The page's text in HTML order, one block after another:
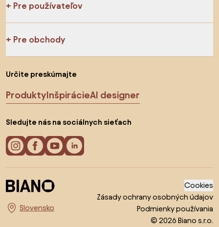
Pre používateľov
Pre obchody
Určite preskúmajte
ProduktyInšpirácieAI designer
Sledujte nás na sociálnych sieťach
Vyberte krajinu
Cookies
Zásady ochrany osobných údajov
Podmienky používania
© 2026 Biano s.r.o.